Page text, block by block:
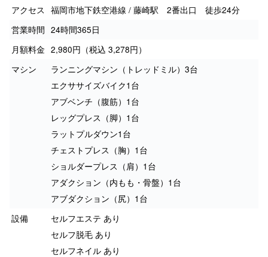
アクセス 福岡市地下鉄空港線 / 藤崎駅 2番出口 徒歩24分
営業時間 24時間365日
月額料金 2,980円（税込 3,278円）
マシン
ランニングマシン（トレッドミル）3台
エクササイズバイク1台
アブベンチ（腹筋）1台
レッグプレス（脚）1台
ラットプルダウン1台
チェストプレス（胸）1台
ショルダープレス（肩）1台
アダクション（内もも・骨盤）1台
アブダクション（尻）1台
設備
セルフエステ あり
セルフ脱毛 あり
セルフネイル あり